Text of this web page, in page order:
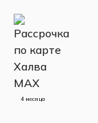
4 месяца